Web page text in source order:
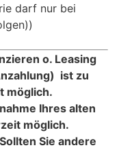
darf nur bei
o. Leasing
ist zu
möglich.
Ihres alten
möglich.
Sie andere